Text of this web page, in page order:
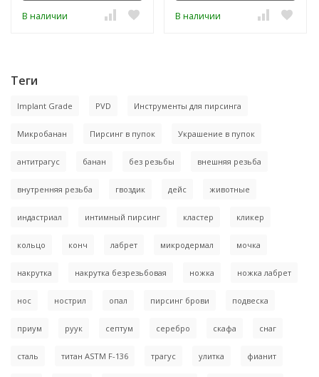
В наличии В наличии
Теги
Implant Grade PVD Инструменты для пирсинга
Микробанан Пирсинг в пупок Украшение в пупок
антитрагус банан без резьбы внешняя резьба
внутренняя резьба гвоздик дейс животные
индастриал интимный пирсинг кластер кликер
кольцо конч лабрет микродермал мочка
накрутка накрутка безрезьбовая ножка ножка лабрет
нос нострил опал пирсинг брови подвеска
приум руук септум серебро скафа снаг
сталь титан ASTM F-136 трагус улитка фианит